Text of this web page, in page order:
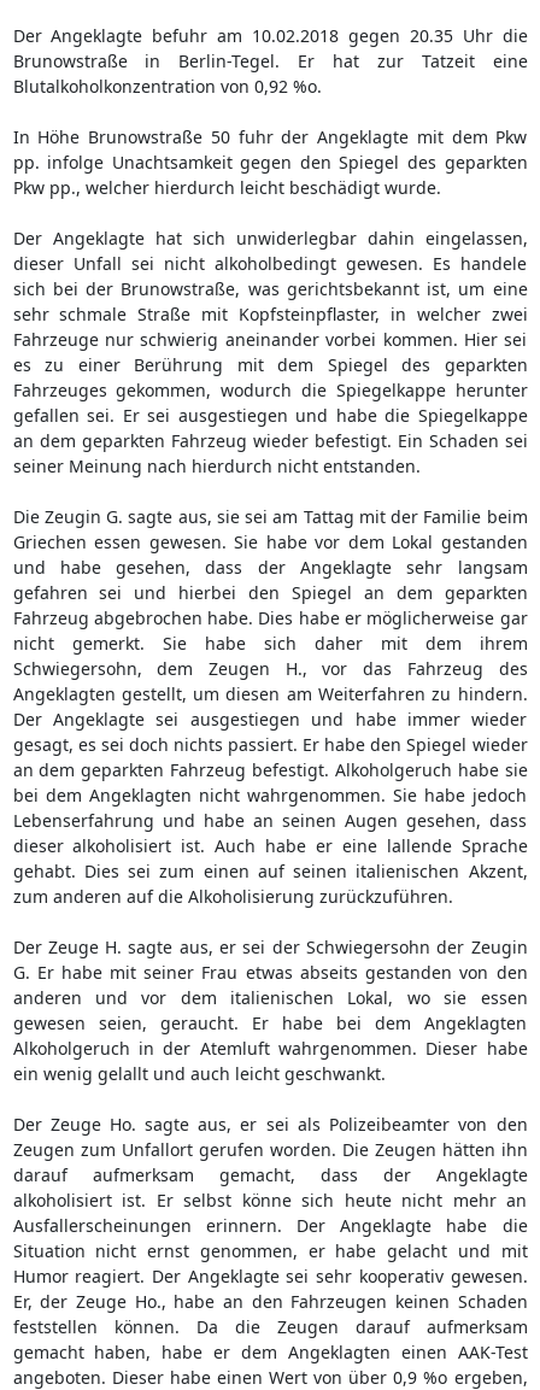
Der Angeklagte befuhr am 10.02.2018 gegen 20.35 Uhr die
Brunowstraße in Berlin-Tegel. Er hat zur Tatzeit eine
Blutalkoholkonzentration von 0,92 %o.
In Höhe Brunowstraße 50 fuhr der Angeklagte mit dem Pkw
pp. infolge Unachtsamkeit gegen den Spiegel des geparkten
Pkw pp., welcher hierdurch leicht beschädigt wurde.
Der Angeklagte hat sich unwiderlegbar dahin eingelassen,
dieser Unfall sei nicht alkoholbedingt gewesen. Es handele
sich bei der Brunowstraße, was gerichtsbekannt ist, um eine
sehr schmale Straße mit Kopfsteinpflaster, in welcher zwei
Fahrzeuge nur schwierig aneinander vorbei kommen. Hier sei
es zu einer Berührung mit dem Spiegel des geparkten
Fahrzeuges gekommen, wodurch die Spiegelkappe herunter
gefallen sei. Er sei ausgestiegen und habe die Spiegelkappe
an dem geparkten Fahrzeug wieder befestigt. Ein Schaden sei
seiner Meinung nach hierdurch nicht entstanden.
Die Zeugin G. sagte aus, sie sei am Tattag mit der Familie beim
Griechen essen gewesen. Sie habe vor dem Lokal gestanden
und habe gesehen, dass der Angeklagte sehr langsam
gefahren sei und hierbei den Spiegel an dem geparkten
Fahrzeug abgebrochen habe. Dies habe er möglicherweise gar
nicht gemerkt. Sie habe sich daher mit dem ihrem
Schwiegersohn, dem Zeugen H., vor das Fahrzeug des
Angeklagten gestellt, um diesen am Weiterfahren zu hindern.
Der Angeklagte sei ausgestiegen und habe immer wieder
gesagt, es sei doch nichts passiert. Er habe den Spiegel wieder
an dem geparkten Fahrzeug befestigt. Alkoholgeruch habe sie
bei dem Angeklagten nicht wahrgenommen. Sie habe jedoch
Lebenserfahrung und habe an seinen Augen gesehen, dass
dieser alkoholisiert ist. Auch habe er eine lallende Sprache
gehabt. Dies sei zum einen auf seinen italienischen Akzent,
zum anderen auf die Alkoholisierung zurückzuführen.
Der Zeuge H. sagte aus, er sei der Schwiegersohn der Zeugin
G. Er habe mit seiner Frau etwas abseits gestanden von den
anderen und vor dem italienischen Lokal, wo sie essen
gewesen seien, geraucht. Er habe bei dem Angeklagten
Alkoholgeruch in der Atemluft wahrgenommen. Dieser habe
ein wenig gelallt und auch leicht geschwankt.
Der Zeuge Ho. sagte aus, er sei als Polizeibeamter von den
Zeugen zum Unfallort gerufen worden. Die Zeugen hätten ihn
darauf aufmerksam gemacht, dass der Angeklagte
alkoholisiert ist. Er selbst könne sich heute nicht mehr an
Ausfallerscheinungen erinnern. Der Angeklagte habe die
Situation nicht ernst genommen, er habe gelacht und mit
Humor reagiert. Der Angeklagte sei sehr kooperativ gewesen.
Er, der Zeuge Ho., habe an den Fahrzeugen keinen Schaden
feststellen können. Da die Zeugen darauf aufmerksam
gemacht haben, habe er dem Angeklagten einen AAK-Test
angeboten. Dieser habe einen Wert von über 0,9 %o ergeben,